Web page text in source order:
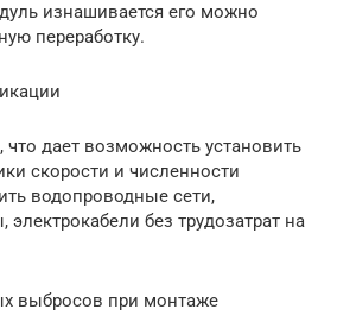
изнашивается его можно
переработку.
что дает возможность установить
скорости и численности
водопроводные сети,
без трудозатрат на
выбросов при монтаже